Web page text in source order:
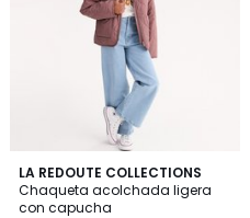
LA REDOUTE COLLECTIONS
Chaqueta acolchada ligera
con capucha
3,5
/ 5
3
Colores